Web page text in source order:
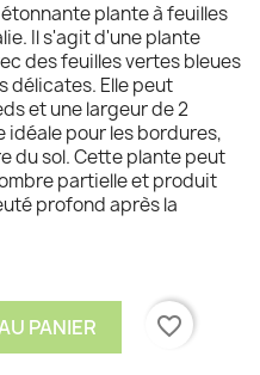
plante à feuilles
Il s'agit d'une plante
des feuilles vertes bleues
délicates. Elle peut
et une largeur de 2
idéale pour les bordures,
du sol. Cette plante peut
partielle et produit
profond après la
PANIER
favorite_border